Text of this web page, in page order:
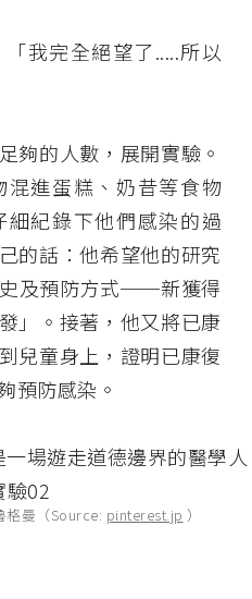
我完全絕望了.....所以
夠的人數，展開實驗。
進蛋糕、奶昔等食物
紀錄下他們感染的過
的話：他希望他的研究
及預防方式──新獲得
」。接著，他又將已康
兒童身上，證明已康復
預防感染。
格曼（Source: pinterest.jp ）